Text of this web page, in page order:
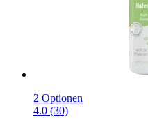
2 Optionen
4.0 (30)